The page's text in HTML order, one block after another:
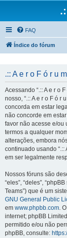
FAQ
Índice do fórum
.:: A e r o F ó r u
Acessando “.:: A e r o
nosso, “.:: A e r o F ó r
concorda em estar
não concorde em
favor não acesse e/ou
termos a qualquer
alterações, embora
continuado usando “.::
em ser legalmente
Nossos fóruns são
“eles”, “deles”,
Teams”) que é um
GNU General Public
em www.phpbb.com.
internet; phpBB
permitido e/ou não
phpBB, consulte: